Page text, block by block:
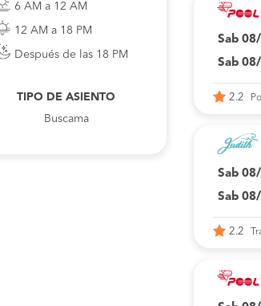
6 AM a 12 AM
12 AM a 18 PM
Después de las 18 PM
TIPO DE ASIENTO
Buscama
Sab
Sab
2.2
Sab
Sab
2.2